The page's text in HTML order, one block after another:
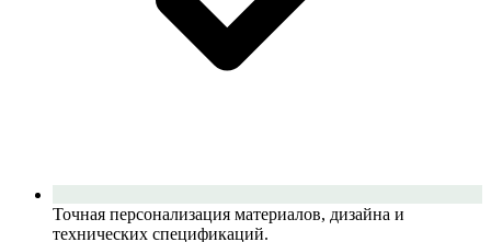
Точная персонализация материалов, дизайна и
технических спецификаций.